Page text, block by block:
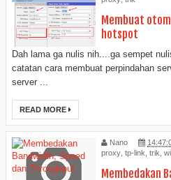
Membuat
hotspot
Dah lama ga nulis nih....ga sempet
catatan cara membuat perpindahan
server ...
READ MORE
Nano
proxy tp-link trik
Membedakan